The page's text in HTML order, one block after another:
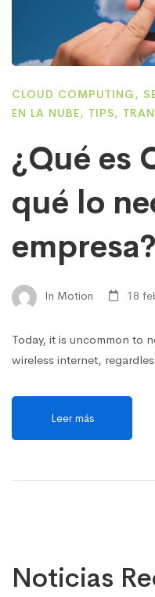
CLOUD COMPUTING,
EN LA NUBE, TIPS,
¿Qué es
qué lo
empresa?
In Motion 18
Today, it is uncommon to
wireless internet,
Leer más
Noticias